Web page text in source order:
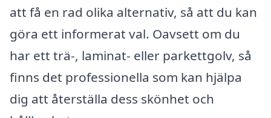
att få en rad olika alternativ, så att du kan
göra ett informerat val. Oavsett om du
har ett trä-, laminat- eller parkettgolv, så
finns det professionella som kan hjälpa
dig att återställa dess skönhet och